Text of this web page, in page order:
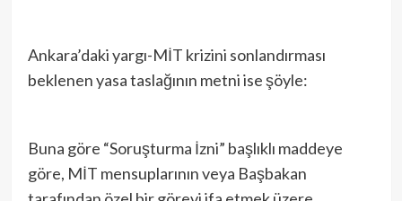
Ankara’daki yargı-MİT krizini sonlandırması
beklenen yasa taslağının metni ise şöyle:
Buna göre “Soruşturma İzni” başlıklı maddeye
göre, MİT mensuplarının veya Başbakan